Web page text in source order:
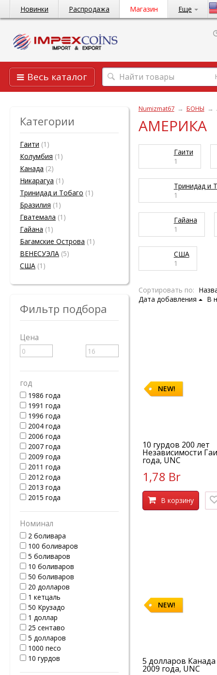
Новинки Распродажа Магазин Еще
Весь каталог
Категории
Гаити (1)
Колумбия (1)
Канада (2)
Никарагуа (1)
Тринидад и Тобаго (1)
Бразилия (1)
Гватемала (1)
Гайана (1)
Багамские Острова (1)
ВЕНЕСУЭЛА (5)
США (1)
Фильтр подбора
Цена
год
1986 года
1991 года
1996 года
2004 года
2006 года
2007 года
2009 года
2011 года
2012 года
2013 года
2015 года
Номинал
2 боливара
100 боливаров
5 боливаров
10 боливаров
50 боливаров
20 долларов
1 кетцаль
50 Крузадо
1 доллар
25 сентаво
5 долларов
1000 песо
10 гурдов
Numizmat67 → БОНЫ →
АМЕРИКА
Гаити
1
Тринидад и
1
Гайана
1
США
1
Сортировать по:
Дата добавления
В
NEW!
10 гурдов 200 лет
Независимости
года, UNC
1,78 Br
В корзину
NEW!
5 долларов Канада
2009 года, UNC